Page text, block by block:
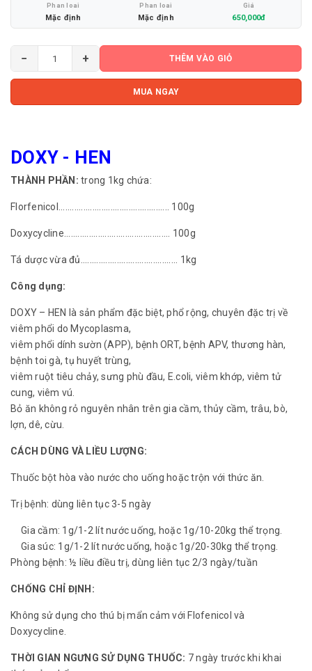
Phan loai
Mặc định
Phan loai
Mặc định
Giá
650,000đ
− + THÊM VÀO GIỎ
MUA NGAY
DOXY - HEN
THÀNH PHẦN: trong 1kg chứa:
Florfenicol................................................. 100g
Doxycycline............................................... 100g
Tá dược vừa đủ........................................... 1kg
Công dụng:
DOXY – HEN là sản phẩm đặc biệt, phổ rộng, chuyên đặc trị về
viêm phổi do Mycoplasma,
viêm phổi dính sườn (APP), bệnh ORT, bệnh APV, thương hàn,
bệnh toi gà, tụ huyết trùng,
viêm ruột tiêu chảy, sưng phù đầu, E.coli, viêm khớp, viêm tử
cung, viêm vú.
Bỏ ăn không rỏ nguyên nhân trên gia cầm, thủy cầm, trâu, bò,
lợn, dê, cừu.
CÁCH DÙNG VÀ LIỀU LƯỢNG:
Thuốc bột hòa vào nước cho uống hoặc trộn với thức ăn.
Trị bệnh: dùng liên tục 3-5 ngày
Gia cầm: 1g/1-2 lít nước uống, hoặc 1g/10-20kg thể trọng.
Gia súc: 1g/1-2 lít nước uống, hoặc 1g/20-30kg thể trọng.
Phòng bệnh: ½ liều điều trị, dùng liên tục 2/3 ngày/tuần
CHỐNG CHỈ ĐỊNH:
Không sử dụng cho thú bị mẩn cảm với Flofenicol và
Doxycycline.
THỜI GIAN NGƯNG SỬ DỤNG THUỐC: 7 ngày trước khi khai